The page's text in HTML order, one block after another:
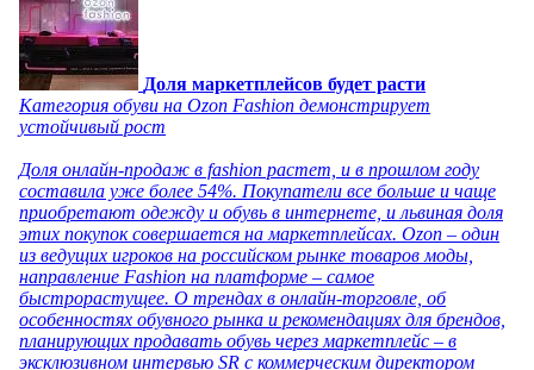
Доля маркетплейсов будет расти
Категория обуви на Ozon Fashion демонстрирует
устойчивый рост
Доля онлайн-продаж в fashion растет, и в прошлом году
составила уже более 54%. Покупатели все больше и чаще
приобретают одежду и обувь в интернете, и львиная доля
этих покупок совершается на маркетплейсах. Ozon – один
из ведущих игроков на российском рынке товаров моды,
направление Fashion на платформе – самое
быстрорастущее. О трендах в онлайн-торговле, об
особенностях обувного рынка и рекомендациях для брендов,
планирующих продавать обувь через маркетплейс – в
эксклюзивном интервью SR с коммерческим директором